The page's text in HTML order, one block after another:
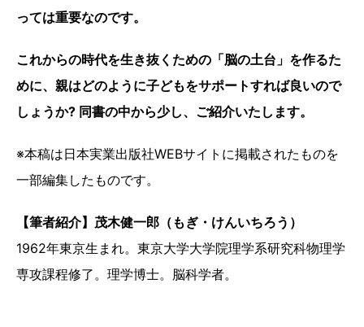
っては重要なのです。
これからの時代を生き抜くための「脳の土台」を作るた
めに、親はどのように子どもをサポートすれば良いので
しょうか? 同書の中から少し、ご紹介いたします。
※本稿は日本実業出版社WEBサイトに掲載されたものを
一部編集したものです。
【筆者紹介】茂木健一郎（もぎ・けんいちろう）
1962年東京生まれ。東京大学大学院理学系研究科物理学
専攻課程修了。理学博士。脳科学者。